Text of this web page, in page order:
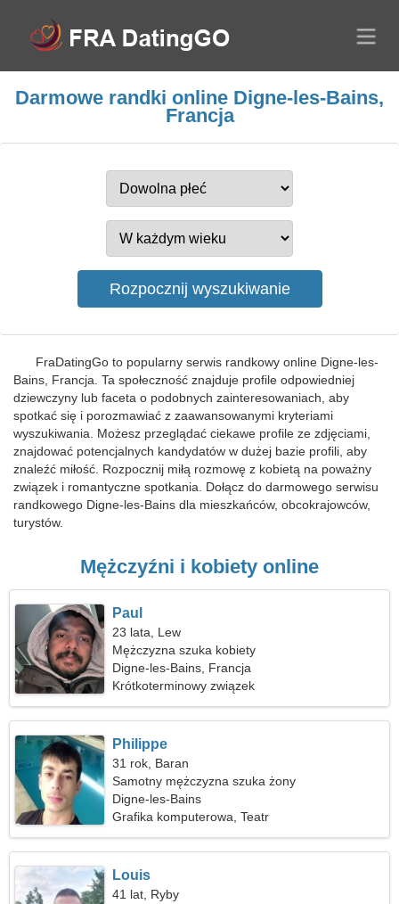
Darmowe randki online Digne-les-Bains,
Francja
FraDatingGo to popularny serwis randkowy online Digne-les-
Bains, Francja. Ta społeczność znajduje profile odpowiedniej
dziewczyny lub faceta o podobnych zainteresowaniach, aby
spotkać się i porozmawiać z zaawansowanymi kryteriami
wyszukiwania. Możesz przeglądać ciekawe profile ze zdjęciami,
znajdować potencjalnych kandydatów w dużej bazie profili, aby
znaleźć miłość. Rozpocznij miłą rozmowę z kobietą na poważny
związek i romantyczne spotkania. Dołącz do darmowego serwisu
randkowego Digne-les-Bains dla mieszkańców, obcokrajowców,
turystów.
Mężczyźni i kobiety online
Paul
23 lata, Lew
Mężczyzna szuka kobiety
Digne-les-Bains, Francja
Krótkoterminowy związek
Philippe
31 rok, Baran
Samotny mężczyzna szuka żony
Digne-les-Bains
Grafika komputerowa, Teatr
Louis
41 lat, Ryby